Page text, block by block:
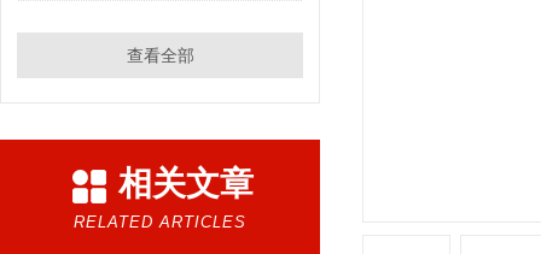
查看全部
相关文章
RELATED ARTICLES